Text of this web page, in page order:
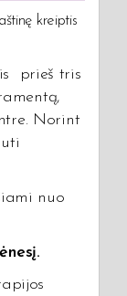
kreiptis
prieš tris
Norint
nuo